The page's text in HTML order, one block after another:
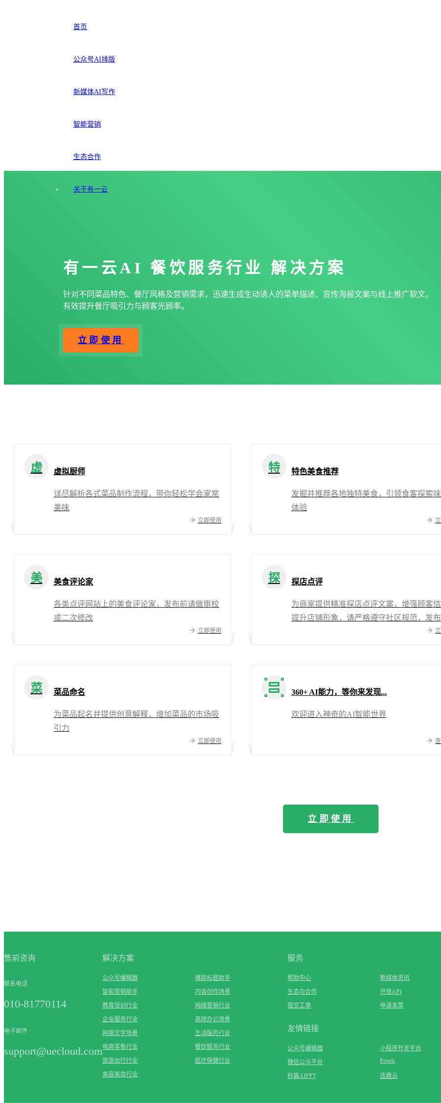
首页
公众号AI排版
新媒体AI写作
智能营销
生态合作
关于有一云
有一云AI餐饮服务行业 解决方案
针对不同菜品特色、餐厅风格及营销需求，迅速生成生动诱人的菜单描述、宣传海报文案与线上推广软文，
有效提升餐厅吸引力与顾客光顾率。
立即使用
虚 虚拟厨师
详尽解析各式菜品制作流程，带你轻松学会家常
美味
立即使用
特 特色美食推荐
发掘并推荐各地独特美食，引领食客探索
体验
美 美食评论家
各类点评网站上的美食评论家，发布前请做审校
或二次修改
立即使用
探 探店点评
为商家提供精准探店点评文案，增强顾客
提升店铺形象，请严格遵守社区规范，发
菜 菜品命名
为菜品起名并提供创意解释，增加菜品的市场吸
引力
立即使用
360+ AI能力，等你来发现...
欢迎进入神奇的AI智能世界
立即使用
售前咨询
联系电话
010-81770114
电子邮件
support@uecloud.com
解决方案
公众号编辑器
爆款标题助手
智能营销助手
内容创作场景
教育培训行业
网络营销行业
企业服务行业
高效办公场景
网络文学场景
生活服务行业
电商零售行业
餐饮服务行业
旅游出行行业
医疗保健行业
美容美妆行业
服务
帮助中心
新媒体资讯
生态与合作
开放API
提交工单
申请发票
友情链接
公众号编辑器
小程序开发平台
微信公众平台
Pexels
秒篇AIPPT 连趣云